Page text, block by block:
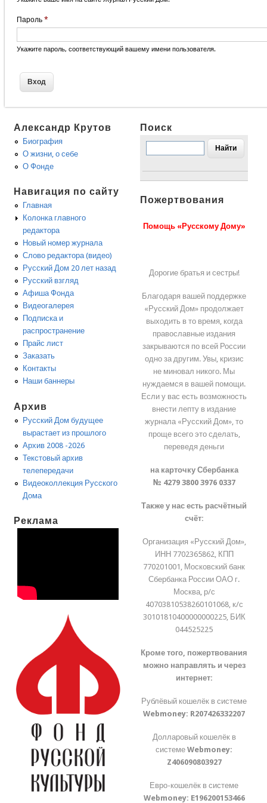
Пароль *
Укажите пароль, соответствующий вашему имени пользователя.
Александр Крутов
Биография
О жизни, о себе
О Фонде
Навигация по сайту
Главная
Колонка главного
редактора
Новый номер журнала
Слово редактора (видео)
Русский Дом 20 лет назад
Русский взгляд
Афиша Фонда
Видеогалерея
Подписка и
распространение
Прайс лист
Заказать
Контакты
Наши баннеры
Архив
Русский Дом будущее
вырастает из прошлого
Архив 2008 -2026
Текстовый архив
телепередачи
Видеоколлекция Русского
Дома
Реклама
Поиск
Пожертвования
Помощь «Русскому Дому»
Дорогие братья и сестры!
Благодаря вашей поддержке
«Русский Дом» продолжает
выходить в то время, когда
православные издания
закрываются по всей России
одно за другим. Увы, кризис
не миновал никого. Мы
нуждаемся в вашей помощи.
Если у вас есть возможность
внести лепту в издание
журнала «Русский Дом», то
проще всего это сделать,
переведя деньги
на карточку Сбербанка
№ 4279 3800 3976 0337
Также у нас есть расчётный
счёт:
Организация «Русский Дом»,
ИНН 7702365862, КПП
770201001, Московский банк
Сбербанка России ОАО г.
Москва, р/с
40703810538260101068, к/с
30101810400000000225, БИК
044525225
Кроме того, пожертвования
можно направлять и через
интернет:
Рублёвый кошелёк в системе
Webmoney: R207426332207
Долларовый кошелёк в
системеWebmoney:
Z406090803927
Евро-кошелёк в системе
Webmoney: E196200153466